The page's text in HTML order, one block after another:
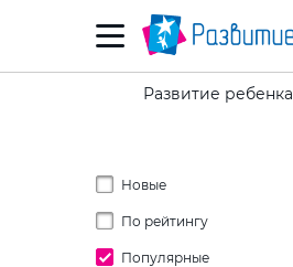
Развитие ребенка
Новые
По рейтингу
Популярные